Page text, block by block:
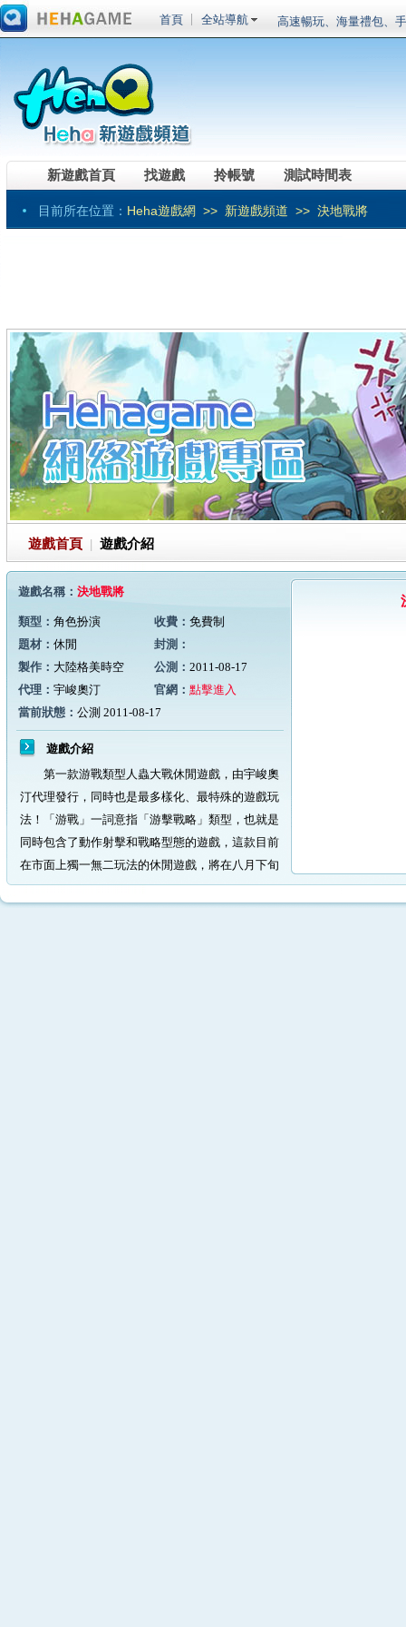
首頁 全站導航
高速暢玩、海量禮包、
裝登場菁英試玩會搶先
《RO 仙境傳說 Online
賽事獎勵總價值突破百
戰」
《劍仙：起源》最爆紅
新系統、新版本、新玩
頂級SLG大作今日震憾
新遊戲首頁 找遊戲 拎帳號 測試時間表
目前所在位置： Heha遊戲網 >> 新遊戲頻道 >> 決地戰將
遊戲首頁 | 遊戲介紹
遊戲名稱： 決地戰將
類型： 角色扮演 收費： 免費制
題材： 休閒
封測：
製作： 大陸格美時空 公測： 2011-08-17
代理： 宇峻奧汀 官網： 點擊進入
當前狀態： 公測 2011-08-17
遊戲介紹
第一款游戰類型人蟲大戰休閒遊戲，由宇峻奧
汀代理發行，同時也是最多樣化、最特殊的遊戲玩
法！「游戰」一詞意指「游擊戰略」類型，也就是
同時包含了動作射擊和戰略型態的遊戲，這款目前
在市面上獨一無二玩法的休閒遊戲，將在八月下旬
查看全文 >>